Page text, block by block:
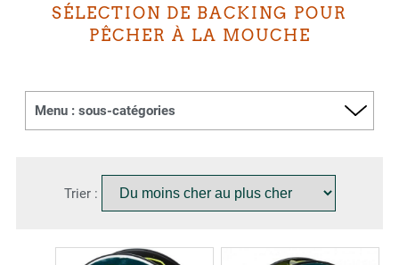
SÉLECTION DE BACKING POUR
PÊCHER À LA MOUCHE
Menu : sous-catégories
Trier :